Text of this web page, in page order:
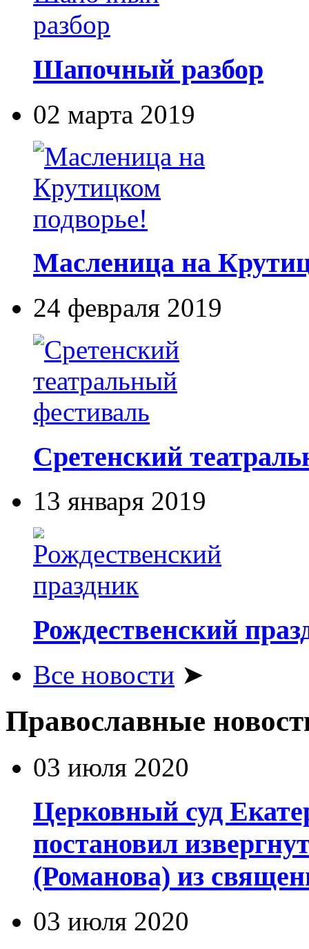
Шапочный разбор
02 марта 2019
Масленица на
24 февраля 2019
Сретенский
13 января 2019
Рождественский
Все новости ➤
Православные
03 июля 2020
Церковный суд
постановил
(Романова) из
03 июля 2020